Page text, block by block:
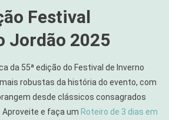
Festival
Jordão 2025
da 55ª edição do Festival de Inverno
robustas da história do evento, com
desde clássicos consagrados
e faça um Roteiro de 3 dias em